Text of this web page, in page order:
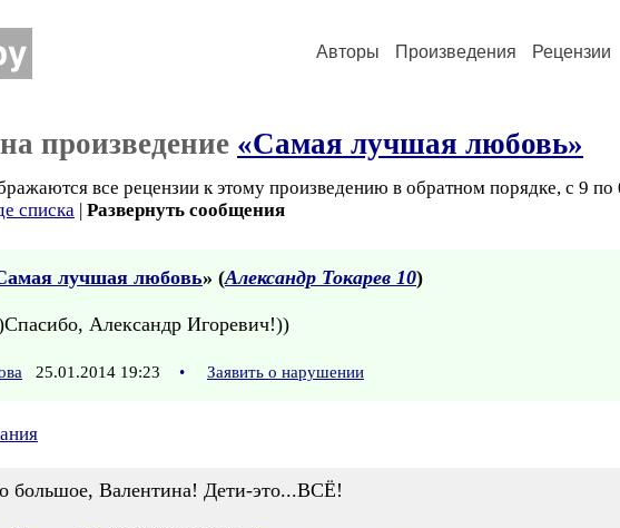
Авторы Произведения Рецензии
произведение «Самая лучшая любовь»
все рецензии к этому произведению в обратном порядке, с 9 по
списка | Развернуть сообщения
лучшая любовь» (Александр Токарев 10)
Александр Игоревич!))
25.01.2014 19:23 • Заявить о нарушении
большое, Валентина! Дети-это...ВСЁ!